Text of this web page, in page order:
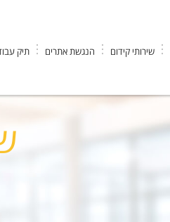
שירותי קידום הנגשת אתרים תיק